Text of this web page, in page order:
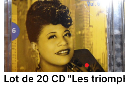
Lot de 20 CD "Les